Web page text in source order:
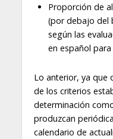
Proporción de
(por debajo del
según las
en español
Lo anterior, ya que
de los criterios
determinación
produzcan
calendario de